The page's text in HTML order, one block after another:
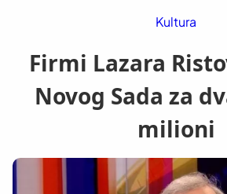
Kultura
Firmi Lazara
Novog Sada za
milioni